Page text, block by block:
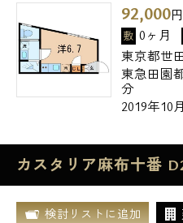
92,000
敷 0ヶ月
東京都世
東急田園
分
2019年10
カスタリア麻布十番
検討リストに追加